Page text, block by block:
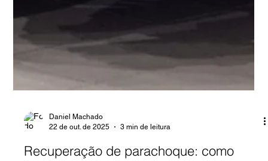
22 de out. de 2025
3 min de leitura